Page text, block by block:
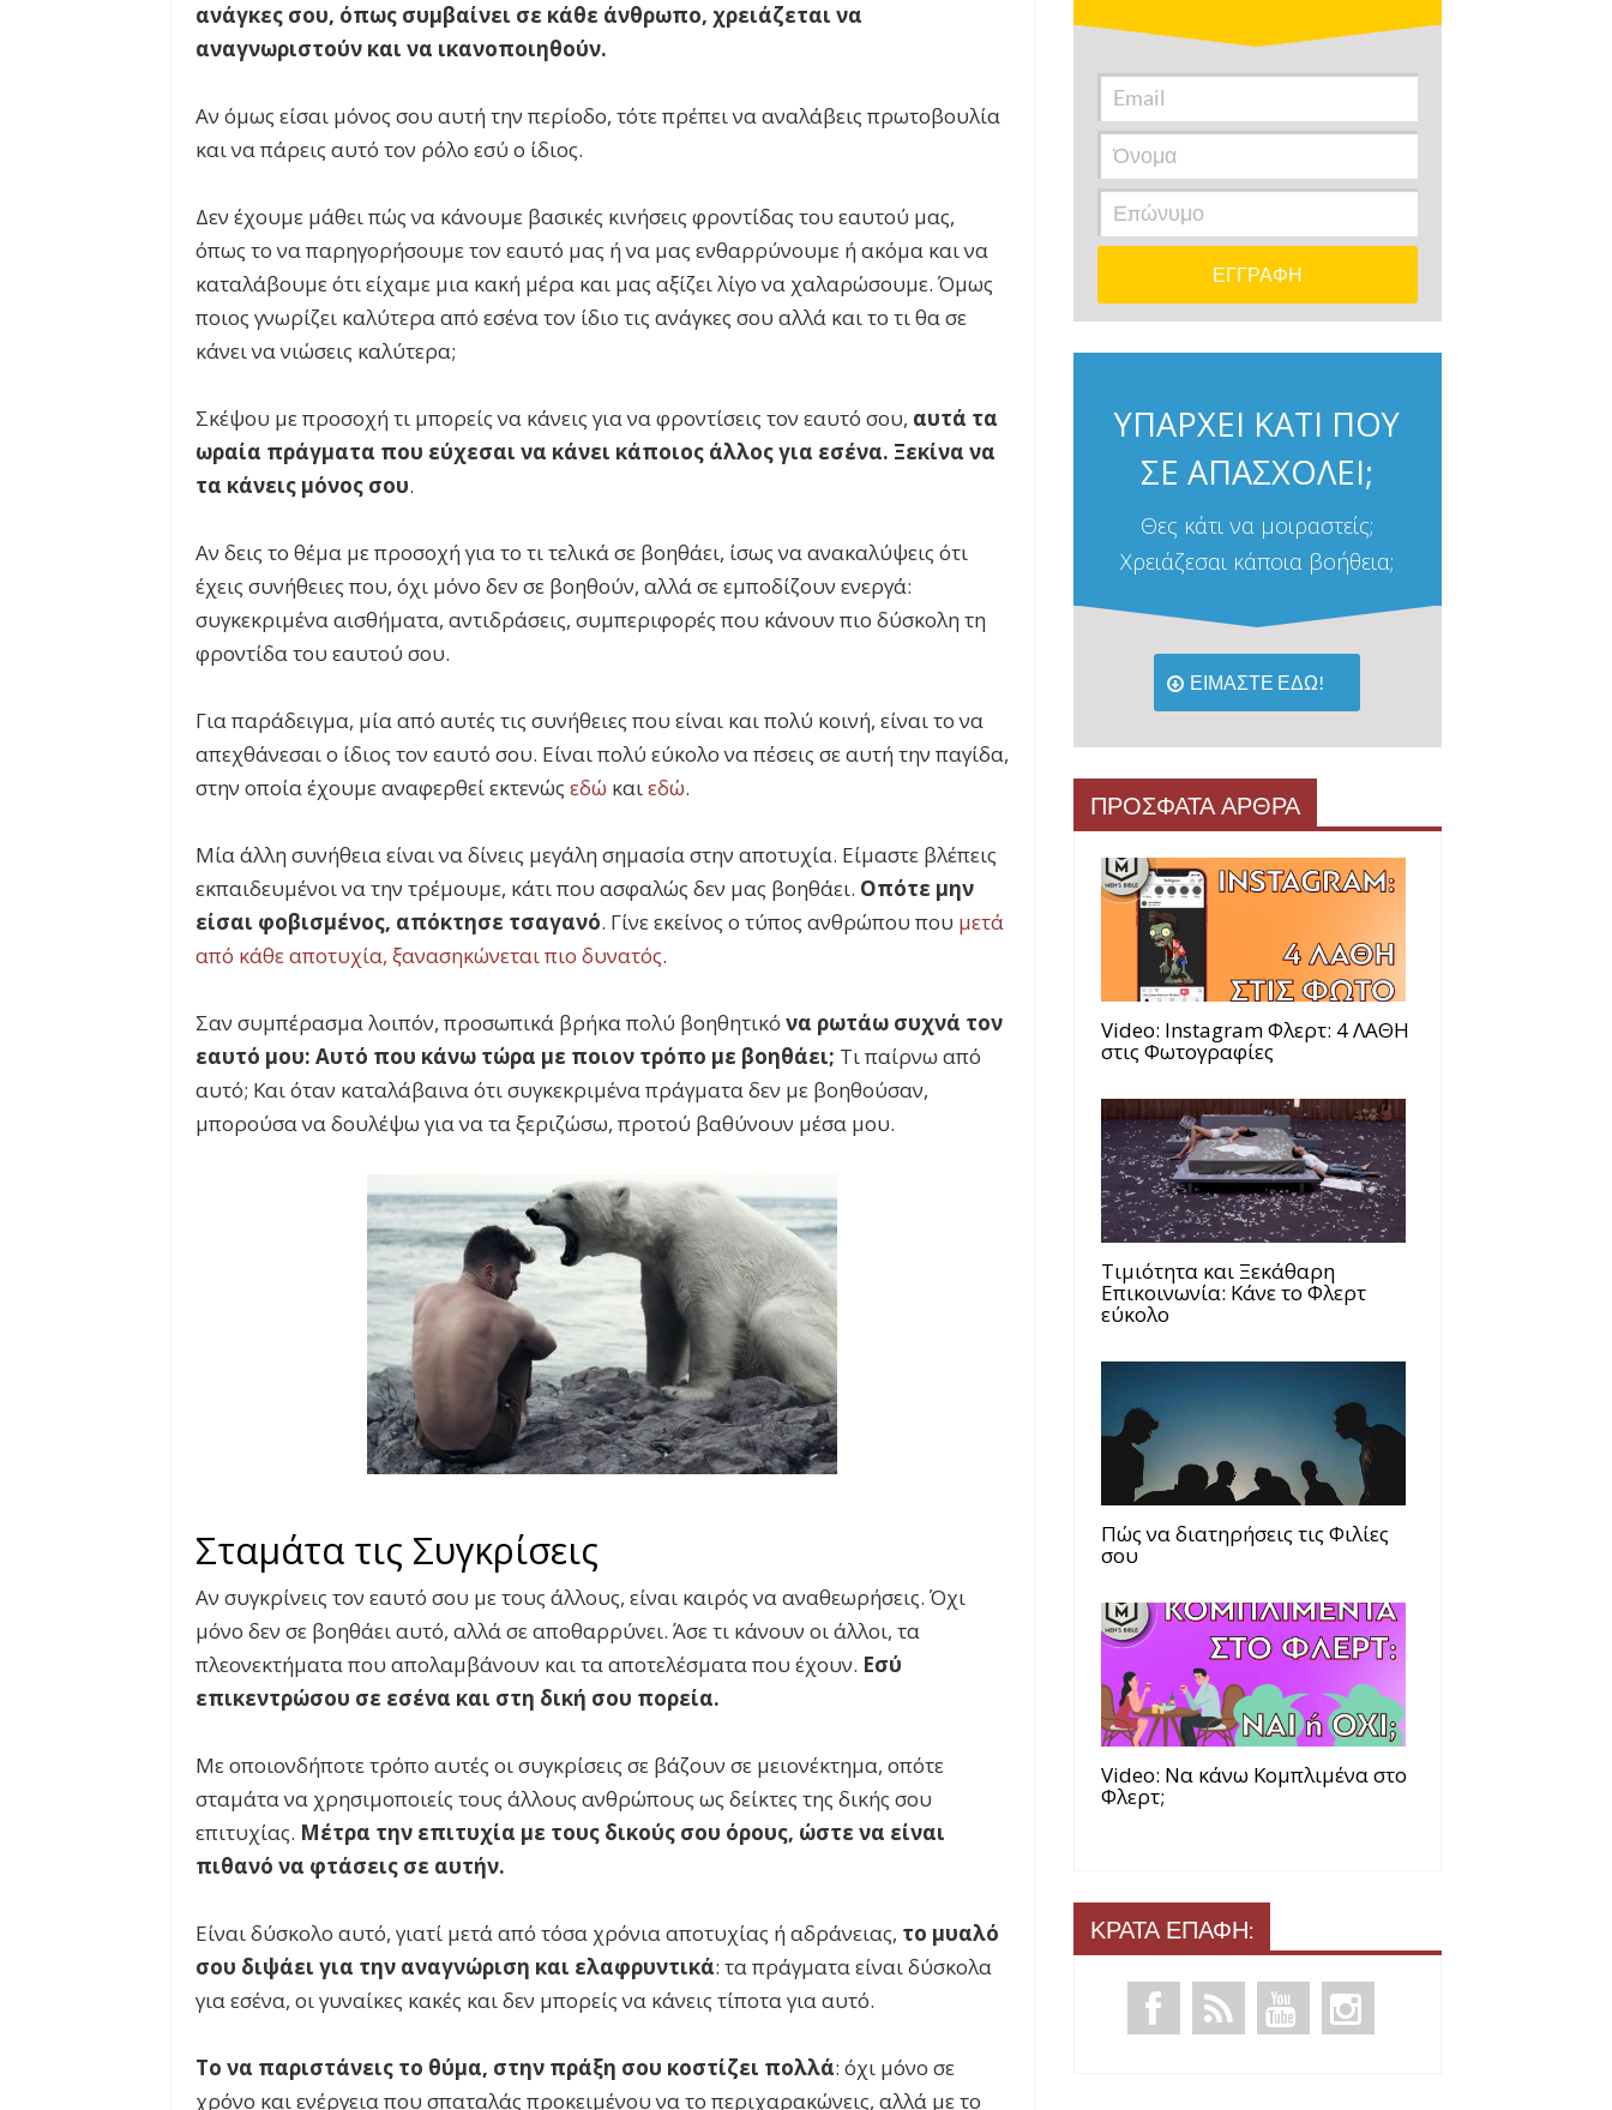
ανάγκες σου, όπως συμβαίνει σε κάθε άνθρωπο, χρειάζεται να
αναγνωριστούν και να ικανοποιηθούν.
Αν όμως είσαι μόνος σου αυτή την περίοδο, τότε πρέπει να αναλάβεις πρωτοβουλία
και να πάρεις αυτό τον ρόλο εσύ ο ίδιος.
Δεν έχουμε μάθει πώς να κάνουμε βασικές κινήσεις φροντίδας του εαυτού μας,
όπως το να παρηγορήσουμε τον εαυτό μας ή να μας ενθαρρύνουμε ή ακόμα και να
καταλάβουμε ότι είχαμε μια κακή μέρα και μας αξίζει λίγο να χαλαρώσουμε. Όμως
ποιος γνωρίζει καλύτερα από εσένα τον ίδιο τις ανάγκες σου αλλά και το τι θα σε
κάνει να νιώσεις καλύτερα;
Σκέψου με προσοχή τι μπορείς να κάνεις για να φροντίσεις τον εαυτό σου, αυτά τα
ωραία πράγματα που εύχεσαι να κάνει κάποιος άλλος για εσένα. Ξεκίνα να
τα κάνεις μόνος σου.
Αν δεις το θέμα με προσοχή για το τι τελικά σε βοηθάει, ίσως να ανακαλύψεις ότι
έχεις συνήθειες που, όχι μόνο δεν σε βοηθούν, αλλά σε εμποδίζουν ενεργά:
συγκεκριμένα αισθήματα, αντιδράσεις, συμπεριφορές που κάνουν πιο δύσκολη τη
φροντίδα του εαυτού σου.
Για παράδειγμα, μία από αυτές τις συνήθειες που είναι και πολύ κοινή, είναι το να
απεχθάνεσαι ο ίδιος τον εαυτό σου. Είναι πολύ εύκολο να πέσεις σε αυτή την παγίδα,
στην οποία έχουμε αναφερθεί εκτενώς εδώ καιεδώ.
Μία άλλη συνήθεια είναι να δίνεις μεγάλη σημασία στην αποτυχία. Είμαστε βλέπεις
εκπαιδευμένοι να την τρέμουμε, κάτι που ασφαλώς δεν μας βοηθάει. Οπότε μην
είσαι φοβισμένος, απόκτησε τσαγανό. Γίνε εκείνος ο τύπος ανθρώπου που μετά
από κάθε αποτυχία, ξανασηκώνεται πιο δυνατός.
Σαν συμπέρασμα λοιπόν, προσωπικά βρήκα πολύ βοηθητικό να ρωτάω συχνά τον
εαυτό μου: Αυτό που κάνω τώρα με ποιον τρόπο με βοηθάει; Τι παίρνω από
αυτό; Και όταν καταλάβαινα ότι συγκεκριμένα πράγματα δεν με βοηθούσαν,
μπορούσα να δουλέψω για να τα ξεριζώσω, προτού βαθύνουν μέσα μου.
Σταμάτα τις Συγκρίσεις
Αν συγκρίνεις τον εαυτό σου με τους άλλους, είναι καιρός να αναθεωρήσεις. Όχι
μόνο δεν σε βοηθάει αυτό, αλλά σε αποθαρρύνει. Άσε τι κάνουν οι άλλοι, τα
πλεονεκτήματα που απολαμβάνουν και τα αποτελέσματα που έχουν. Εσύ
επικεντρώσου σε εσένα και στη δική σου πορεία.
Με οποιονδήποτε τρόπο αυτές οι συγκρίσεις σε βάζουν σε μειονέκτημα, οπότε
σταμάτα να χρησιμοποιείς τους άλλους ανθρώπους ως δείκτες της δικής σου
επιτυχίας. Μέτρα την επιτυχία με τους δικούς σου όρους, ώστε να είναι
πιθανό να φτάσεις σε αυτήν.
Είναι δύσκολο αυτό, γιατί μετά από τόσα χρόνια αποτυχίας ή αδράνειας, το μυαλό
σου διψάει για την αναγνώριση και ελαφρυντικά: τα πράγματα είναι δύσκολα
για εσένα, οι γυναίκες κακές και δεν μπορείς να κάνεις τίποτα για αυτό.
Το να παριστάνεις το θύμα, στην πράξη σου κοστίζει πολλά: όχι μόνο σε
χρόνο και ενέργεια που σπαταλάς προκειμένου να το περιχαρακώνεις, αλλά με το
ΥΠΑΡΧΕΙ ΚΑΤΙ ΠΟΥ
ΣΕ ΑΠΑΣΧΟΛΕΙ;
Θες κάτι να μοιραστείς;
Χρειάζεσαι κάποια βοήθεια;
ΕΙΜΑΣΤΕ ΕΔΩ!
ΠΡΟΣΦΑΤΑ ΑΡΘΡΑ
Video: Instagram Φλερτ: 4 ΛΑΘΗ
στις Φωτογραφίες
Τιμιότητα και Ξεκάθαρη
Επικοινωνία: Κάνε το Φλερτ
εύκολο
Πώς να διατηρήσεις τις Φιλίες
σου
Video: Να κάνω Κομπλιμένα στο
Φλερτ;
ΚΡΑΤΑ ΕΠΑΦΗ: